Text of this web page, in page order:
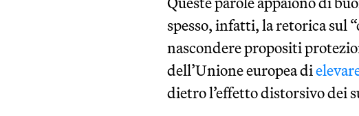
spesso, infatti, la retorica sul
nascondere propositi
dell’Unione europea di
dietro l’effetto distorsivo dei